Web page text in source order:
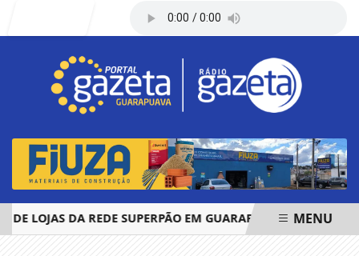
LOJAS DA REDE SUPERPÃO EM GUARAPUAVA E PALMAS
MENU